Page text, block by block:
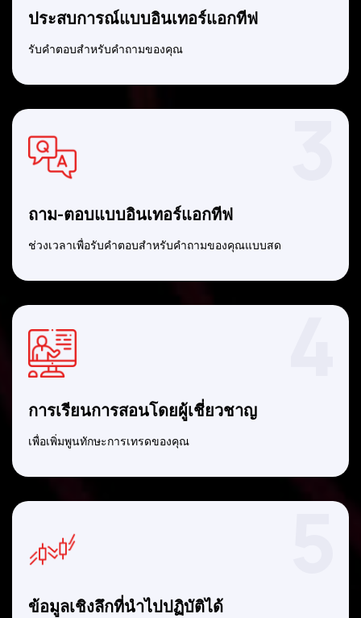
ประสบการณ์แบบอินเทอร์แอกทีฟ
รับคำตอบสำหรับคำถามของคุณ
ถาม-ตอบแบบอินเทอร์แอกทีฟ
ช่วงเวลาเพื่อรับคำตอบสำหรับคำถามของคุณแบบสด
การเรียนการสอนโดยผู้เชี่ยวชาญ
เพื่อเพิ่มพูนทักษะการเทรดของคุณ
ข้อมูลเชิงลึกที่นำไปปฏิบัติได้